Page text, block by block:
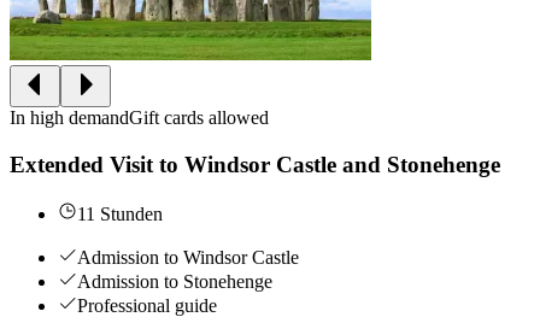
In high demandGift cards allowed
Extended Visit to Windsor Castle and Stonehenge
11 Stunden
Admission to Windsor Castle
Admission to Stonehenge
Professional guide